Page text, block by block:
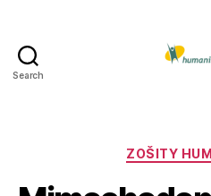
Search
ZOŠITY